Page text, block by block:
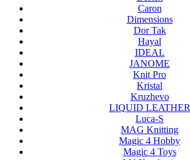
Caron
Dimensions
Dor Tak
Hayal
IDEAL
JANOME
Knit Pro
Kristal
Kruzhevo
LIQUID LEATHER
Luca-S
MAG Knitting
Magic 4 Hobby
Magic 4 Toys